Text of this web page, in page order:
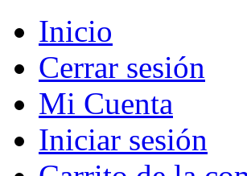
Inicio
Cerrar sesión
Mi Cuenta
Iniciar sesión